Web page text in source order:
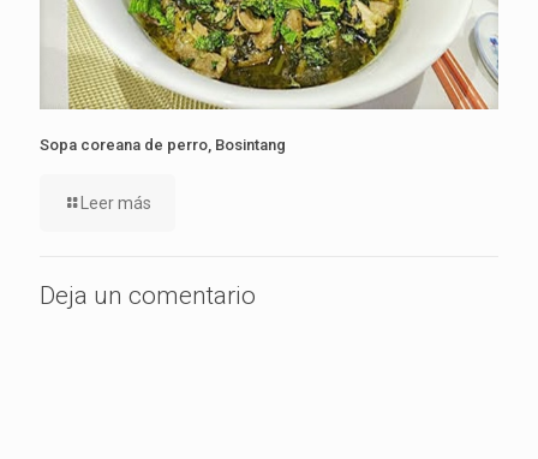
Sopa coreana de perro, Bosintang
Leer más
Deja un comentario